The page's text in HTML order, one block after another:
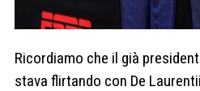
Ricordiamo che il già
stava flirtando con De